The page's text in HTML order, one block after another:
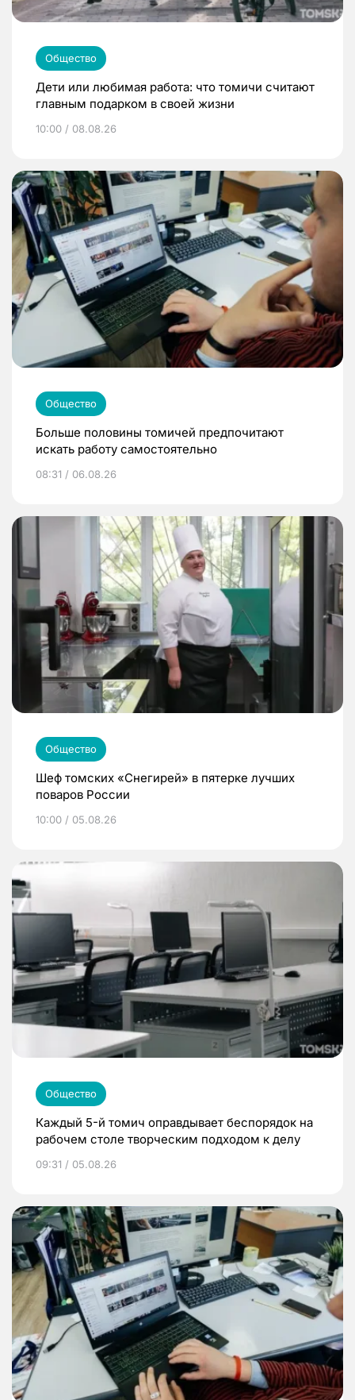
Общество
Дети или любимая работа: что томичи считают
главным подарком в своей жизни
10:00 / 08.08.26
Общество
Больше половины томичей предпочитают
искать работу самостоятельно
08:31 / 06.08.26
Общество
Шеф томских «Снегирей» в пятерке лучших
поваров России
10:00 / 05.08.26
Общество
Каждый 5-й томич оправдывает беспорядок на
рабочем столе творческим подходом к делу
09:31 / 05.08.26